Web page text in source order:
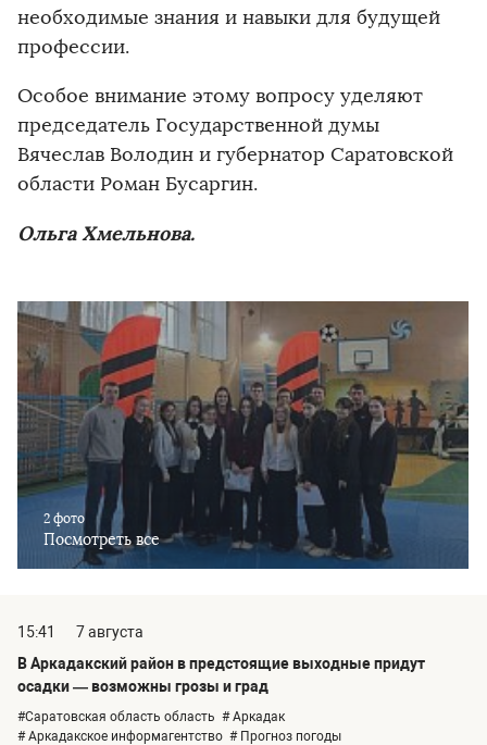
необходимые знания и навыки для будущей
профессии.
Особое внимание этому вопросу уделяют
председатель Государственной думы
Вячеслав Володин и губернатор Саратовской
области Роман Бусаргин.
Ольга Хмельнова.
2 фото
Посмотреть все
15:41
7 августа
В Аркадакский район в предстоящие выходные придут
осадки — возможны грозы и град
#Саратовская область область # Аркадак
# Аркадакское информагентство # Прогноз погоды